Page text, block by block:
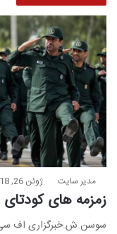
مدیر سایت ژوئن 26, 2018
زمزمه های
سوسن.ش.خبرگزاری اف سی